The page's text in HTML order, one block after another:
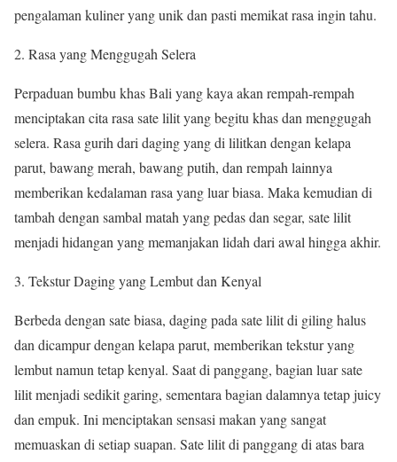
pengalaman kuliner yang unik dan pasti memikat rasa ingin tahu.
Rasa yang Menggugah Selera
Perpaduan bumbu khas Bali yang kaya akan rempah-rempah
menciptakan cita rasa sate lilit yang begitu khas dan menggugah
selera. Rasa gurih dari daging yang di lilitkan dengan kelapa
parut, bawang merah, bawang putih, dan rempah lainnya
memberikan kedalaman rasa yang luar biasa. Maka kemudian di
tambah dengan sambal matah yang pedas dan segar, sate lilit
menjadi hidangan yang memanjakan lidah dari awal hingga akhir.
Tekstur Daging yang Lembut dan Kenyal
Berbeda dengan sate biasa, daging pada sate lilit di giling halus
dan dicampur dengan kelapa parut, memberikan tekstur yang
lembut namun tetap kenyal. Saat di panggang, bagian luar sate
lilit menjadi sedikit garing, sementara bagian dalamnya tetap juicy
dan empuk. Ini menciptakan sensasi makan yang sangat
memuaskan di setiap suapan. Sate lilit di panggang di atas bara